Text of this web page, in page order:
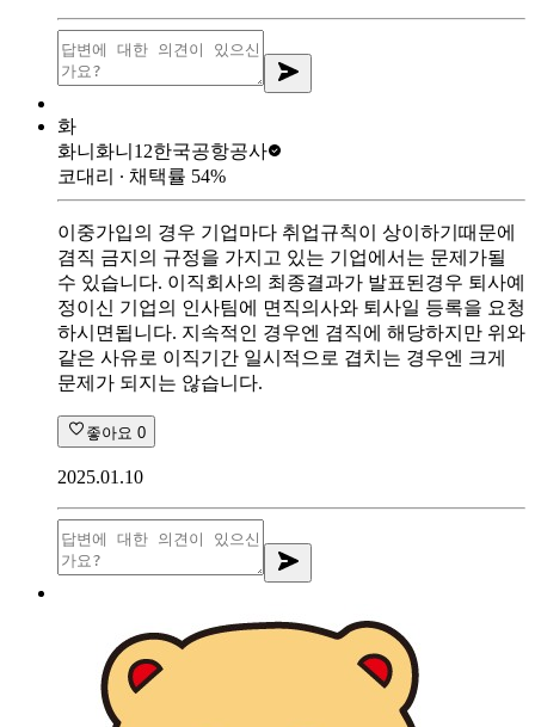
화
화니화니12한국공항공사
코대리 ∙ 채택률 54%
이중가입의 경우 기업마다 취업규칙이 상이하기때문에
겸직 금지의 규정을 가지고 있는 기업에서는 문제가될
수 있습니다. 이직회사의 최종결과가 발표된경우 퇴사예
정이신 기업의 인사팀에 면직의사와 퇴사일 등록을 요청
하시면됩니다. 지속적인 경우엔 겸직에 해당하지만 위와
같은 사유로 이직기간 일시적으로 겹치는 경우엔 크게
문제가 되지는 않습니다.
좋아요 0
2025.01.10